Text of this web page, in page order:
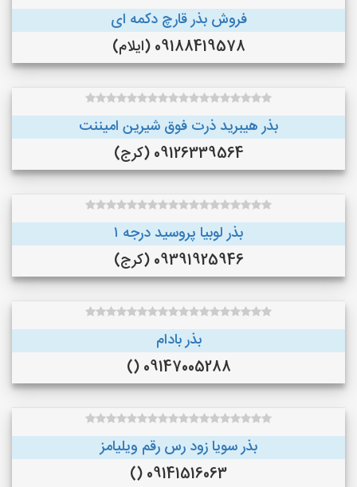
فروش بذر قارچ دکمه ای
09188419578 (ایلام)
بذر هیبرید ذرت فوق شیرین امیننت
09126339564 (کرج)
بذر لوبیا پروسید درجه ۱
09391925946 (کرج)
بذر بادام
09147005288 ()
بذر سویا زود رس رقم ویلیامز
09141516063 ()